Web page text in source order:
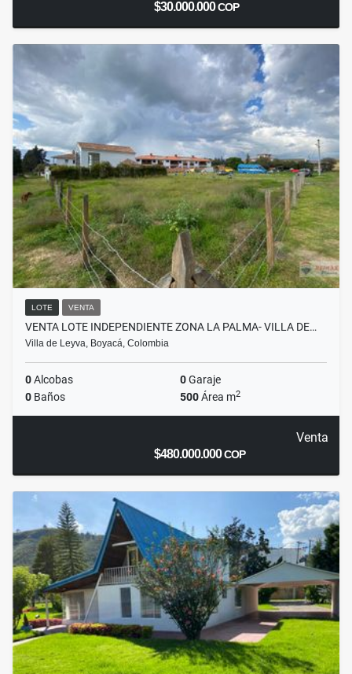
$30.000.000COP
LOTE VENTA
VENTA LOTE INDEPENDIENTE ZONA LA PALMA- VILLA DE…
Villa de Leyva, Boyacá, Colombia
0Alcobas 0Garaje
0 Baños 500Área m2
Venta
$480.000.000COP